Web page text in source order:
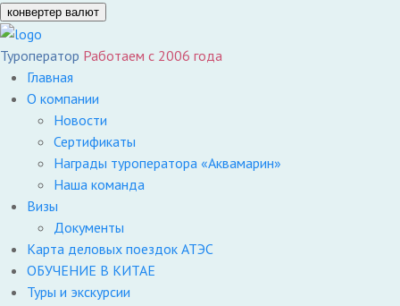
конвертер валют
Туроператор Работаем с 2006 года
Главная
О компании
Новости
Сертификаты
Награды туроператора «Аквамарин»
Наша команда
Визы
Документы
Карта деловых поездок АТЭС
ОБУЧЕНИЕ В КИТАЕ
Туры и экскурсии